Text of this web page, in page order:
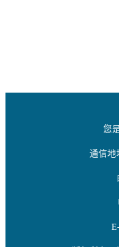
您
通信地